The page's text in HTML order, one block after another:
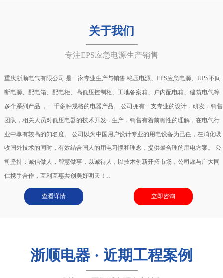
关于我们
专注EPS应急电源生产销售
重庆浙顺电气有限公司 是一家专业生产与销售 稳压电源、EPS应急电源、UPS不间
断电源、配电箱、配电柜、高低压控制柜、工地备案箱、户内配电箱、建筑电气等
多个系列产品 ，一千多种规格的电器产品。 公司拥有一支专业的设计．研发．销售
团队，相关人员对低压电器的技术开发．生产．销售有着前瞻性的理解，在电气行
业中享有较高的知名度。 公司以为中国用户设计专业的用电设备为已任，在消化吸
收国外技术的同时，有效结合国人的用电习惯和理念，提供最合理的用电方案。 公
司坚持：诚信做人，智慧做事，以诚待人，以技术创新开拓市场，公司愿与广大同
仁携手合作，互利互惠共创美好明天！…
查看详情 立即咨询
浙顺电器 · 近期工程案例